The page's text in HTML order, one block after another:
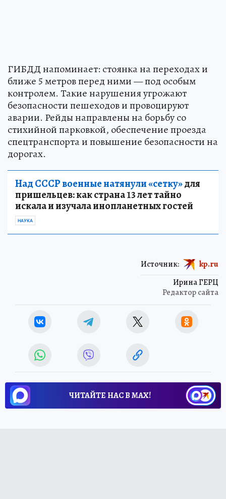
ГИБДД напоминает: стоянка на переходах и
ближе 5 метров перед ними — под особым
контролем. Такие нарушения угрожают
безопасности пешеходов и провоцируют
аварии. Рейды направлены на борьбу со
стихийной парковкой, обеспечение проезда
спецтранспорта и повышение безопасности на
дорогах.
Над СССР военные натянули «сетку»для
пришельцев: как страна 13 лет тайно
искала и изучала инопланетных гостей
НАУКА
Ирина ГЕРЦ
Редактор сайта
Источник: kp.ru
ЧИТАЙТЕ НАС В МАХ!